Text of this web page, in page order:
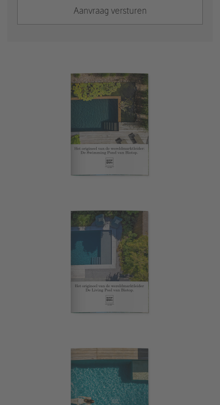
Aanvraag versturen